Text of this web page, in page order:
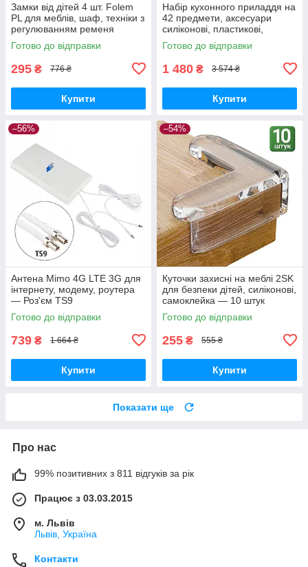
Замки від дітей 4 шт. Folem
PL для меблів, шаф, техніки з
регулюванням ременя
Готово до відправки
295 ₴ 776 ₴
Купити
Набір кухонного приладдя на
42 предмети, аксесуари
силіконові, пластикові,
металеві — Чорний
Готово до відправки
1 480 ₴ 3 574 ₴
Купити
–56%
Антена Mimo 4G LTE 3G для
інтернету, модему, роутера
— Роз'єм TS9
Готово до відправки
739 ₴ 1 664 ₴
Купити
–54%
Куточки захисні на меблі 2SK
для безпеки дітей, силіконові,
самоклейка — 10 штук
Готово до відправки
255 ₴ 555 ₴
Купити
Показати ще
Про нас
99% позитивних з 811 відгуків за рік
Працює з 03.03.2015
м. Львів
Львів, Україна
Контакти